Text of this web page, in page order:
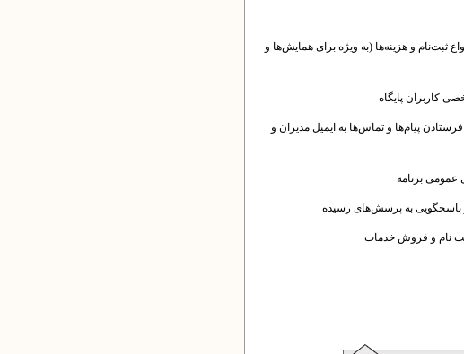
ثبت‌نام و هزینه‌ها (به ویژه برای همایش‌ها و
کاربران پایگاه
پیام‌ها و تماس‌ها به ایمیل مدیران و
عمومی برنامه
به پرسش‌های رسیده
نام و فروش خدمات